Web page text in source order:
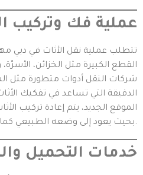
عملية فك وتركيب
تتطلب عملية نقل الأثاث في دبي
القطع الكبيرة مثل الخزائن،
شركات النقل أدوات متطورة مثل
الدقيقة التي تساعد في تفكيك
الموقع الجديد، يتم إعادة تركيب
بحيث يعود إلى وضعه الطبيعي كما كان تماماً قبل النقل.
خدمات التحميل